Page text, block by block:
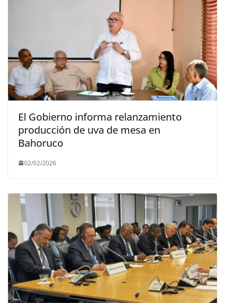
El Gobierno informa relanzamiento
producción de uva de mesa en
Bahoruco
02/02/2026